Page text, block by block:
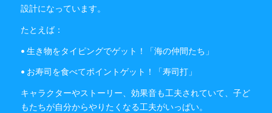
設計になっています。
たとえば：
• 生き物をタイピングでゲット！「海の仲間たち」
• お寿司を食べてポイントゲット！「寿司打」
キャラクターやストーリー、効果音も工夫されていて、子ど
もたちが自分からやりたくなる工夫がいっぱい。